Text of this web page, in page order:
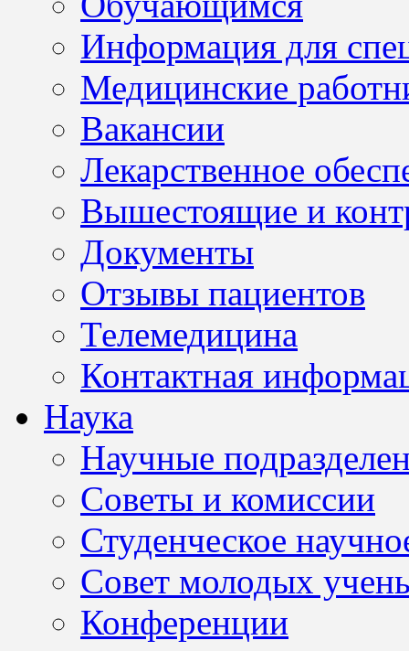
Информация для
Медицинские
Вакансии
Лекарственное
Вышестоящие и
Документы
Отзывы пациентов
Телемедицина
Контактная
Наука
Научные
Советы и комиссии
Студенческое
Совет молодых
Конференции